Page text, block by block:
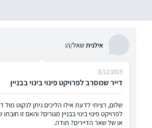
אילנית שאל/ה:
דייר שמסרב לפרויקט פינוי בינוי בבניין
8/12/2019
שלום, רציתי לדעת אילו הליכים ניתן לנקוט מול
לפרויקט פינוי בינוי בבניין מגורים? והאם זו
או של שאר הדיירים? תודה.